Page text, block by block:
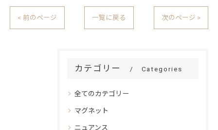
< 前のページ 一覧に戻る 次のページ >
カテゴリー Categories
全てのカテゴリー
マグネット
ニュアンス